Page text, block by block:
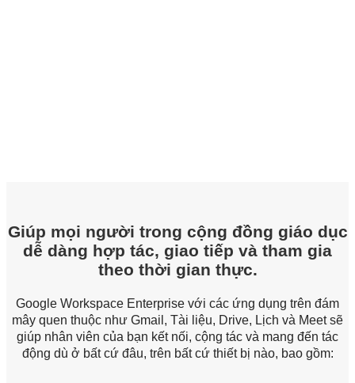
Giúp mọi người trong cộng đồng giáo dục
dễ dàng hợp tác, giao tiếp và tham gia
theo thời gian thực.
Google Workspace Enterprise với các ứng dụng trên đám
mây quen thuộc như Gmail, Tài liệu, Drive, Lịch và Meet sẽ
giúp nhân viên của bạn kết nối, cộng tác và mang đến tác
động dù ở bất cứ đâu, trên bất cứ thiết bị nào, bao gồm: